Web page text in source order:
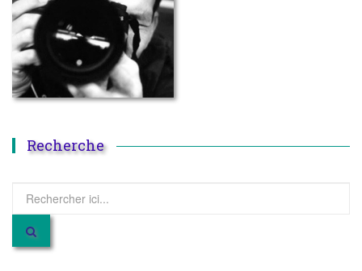
Recherche